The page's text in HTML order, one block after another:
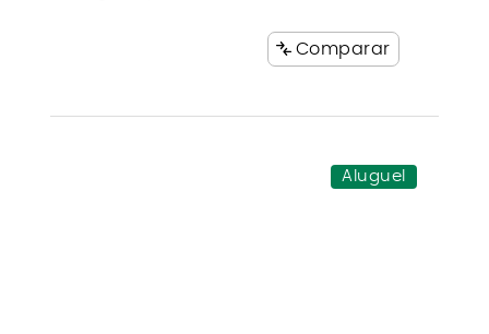
Comparar
Aluguel